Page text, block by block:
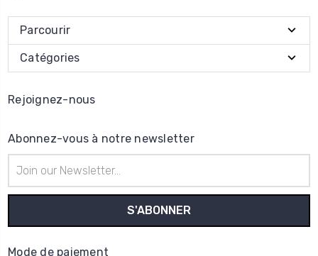
Parcourir
Catégories
Rejoignez-nous
Abonnez-vous à notre newsletter
e-
mail
Mode de paiement